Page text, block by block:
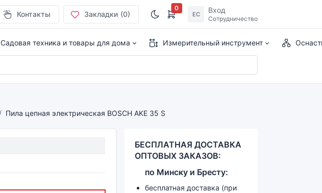
Контакты Закладки (0)
0
ЕС Вход
Сотрудничество
Садовая техника и товары для дома Измерительный инструмент
Пила цепная электрическая BOSCH AKE 35 S
БЕСПЛАТНАЯ ДОСТАВКА
ОПТОВЫХ ЗАКАЗОВ:
по Минску и Бресту:
бесплатная доставка (при